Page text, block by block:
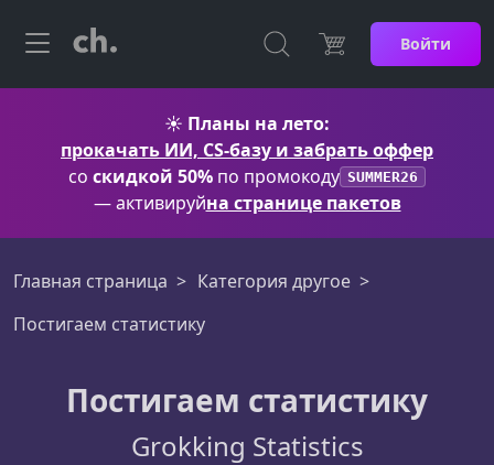
Войти
☀️ Планы на лето:
прокачать ИИ, CS-базу и забрать оффер
со скидкой 50% по промокоду SUMMER26
— активируйна странице пакетов
Главная страница
Категория другое
Постигаем статистику
Постигаем статистику
Grokking Statistics